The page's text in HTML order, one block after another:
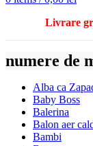
Livrare
numere de
Alba ca
Baby Boss
Balerina
Balon aer
Bambi